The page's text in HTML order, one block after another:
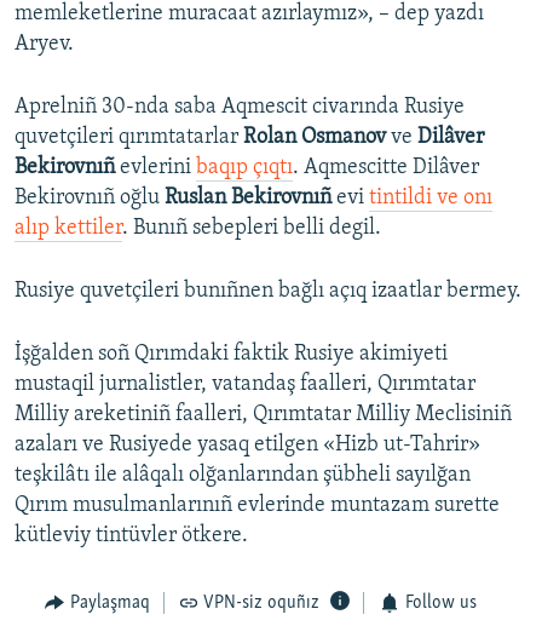
memleketlerine muracaat azırlaymız», – dep yazdı
Aryev.
Aprelniñ 30-nda saba Aqmescit civarında Rusiye
quvetçileri qırımtatarlar Rolan Osmanovve Dilâver
Bekirovnıñevlerini baqıp çıqtı. Aqmescitte Dilâver
Bekirovnıñ oğlu Ruslan Bekirovnıñevi tintildi ve onı
alıp kettiler. Bunıñ sebepleri belli degil.
Rusiye quvetçileri bunıñnen bağlı açıq izaatlar bermey.
İşğalden soñ Qırımdaki faktik Rusiye akimiyeti
mustaqil jurnalistler, vatandaş faalleri, Qırımtatar
Milliy areketiniñ faalleri, Qırımtatar Milliy Meclisiniñ
azaları ve Rusiyede yasaq etilgen «Hizb ut-Tahrir»
teşkilâtı ile alâqalı olğanlarından şübheli sayılğan
Qırım musulmanlarınıñ evlerinde muntazam surette
kütleviy tintüvler ötkere.
Paylaşmaq VPN-siz oquñız Follow us